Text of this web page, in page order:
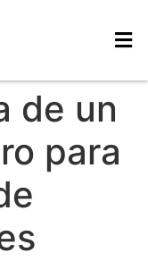
de un
para